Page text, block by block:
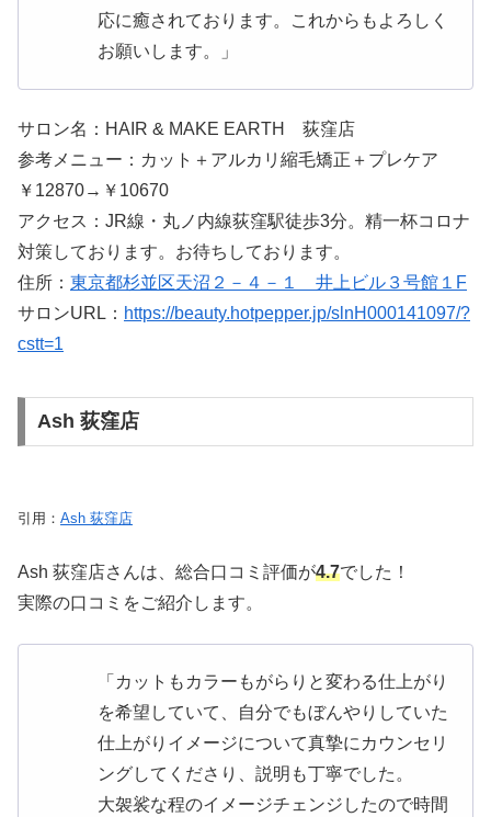
応に癒されております。これからもよろしく
お願いします。」
サロン名：HAIR & MAKE EARTH 荻窪店
参考メニュー：カット＋アルカリ縮毛矯正＋プレケア
￥12870→￥10670
アクセス：JR線・丸ノ内線荻窪駅徒歩3分。精一杯コロナ
対策しております。お待ちしております。
住所： 東京都杉並区天沼２－４－１ 井上ビル３号館１F
サロンURL： https://beauty.hotpepper.jp/slnH000141097/?
cstt=1
Ash 荻窪店
引用： Ash 荻窪店
Ash 荻窪店さんは、総合口コミ評価が4.7でした！
実際の口コミをご紹介します。
「カットもカラーもがらりと変わる仕上がり
を希望していて、自分でもぼんやりしていた
仕上がりイメージについて真摯にカウンセリ
ングしてくださり、説明も丁寧でした。
大袈裟な程のイメージチェンジしたので時間